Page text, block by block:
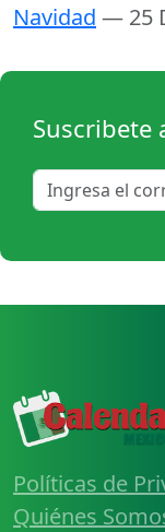
Navidad — 25
Suscribete
Políticas de
Quiénes